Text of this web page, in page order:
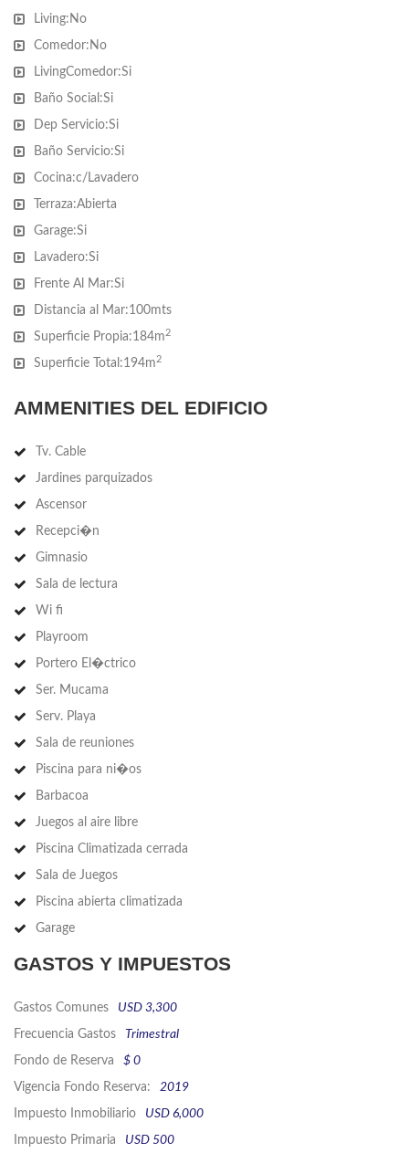
Amenities : Tv. Cable - Jardines parquizados - Ascensor -
Recepción - Gimnasio - Sala de lectura - Wi fi - Playroom -
Portero Eléctrico - Ser. Mucama - Serv. Playa - Sala de reuniones
climatizada - Garage -
Superficie : 194 m2
Consulte con nuestros asesores.
Living: No
Comedor: No
LivingComedor:Si
Baño Social:Si
Dep Servicio:Si
Baño Servicio:Si
Cocina:c/Lavadero
Terraza:Abierta
Garage:Si
Lavadero:Si
Frente Al Mar:Si
Distancia al Mar:100mts
Superficie Propia:184m 2
Superficie Total:194m 2
AMMENITIES DEL EDIFICIO
Tv. Cable
Jardines parquizados
Ascensor
Recepci�n
Gimnasio
Sala de lectura
Wi fi
Playroom
Portero El�ctrico
Ser. Mucama
Serv. Playa
Sala de reuniones
Piscina para ni�os
Barbacoa
Juegos al aire libre
Piscina Climatizada cerrada
Sala de Juegos
Piscina abierta climatizada
Garage
GASTOS Y IMPUESTOS
Gastos Comunes USD 3,300
Frecuencia Gastos Trimestral
Fondo de Reserva $ 0
Vigencia Fondo Reserva: 2019
Impuesto Inmobiliario USD 6,000
Impuesto Primaria USD 500